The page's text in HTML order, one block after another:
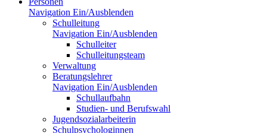
Navigation Ein/Ausblenden
Schulleitung
Navigation Ein/Ausblenden
Schulleiter
Schulleitungsteam
Verwaltung
Beratungslehrer
Navigation Ein/Ausblenden
Schullaufbahn
Studien- und Berufswahl
Jugendsozialarbeiterin
Schulpsychologinnen